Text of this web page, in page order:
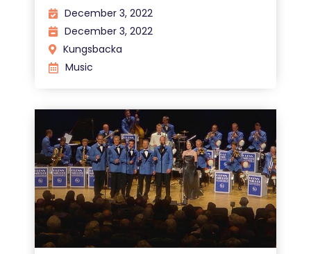
December 3, 2022
December 3, 2022
Kungsbacka
Music